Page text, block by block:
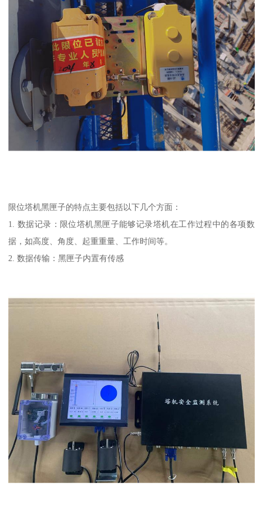
限位塔机黑匣子的特点主要包括以下几个方面：
1. 数据记录：限位塔机黑匣子能够记录塔机在工作过程中的各项数
据，如高度、角度、起重重量、工作时间等。
2. 数据传输：黑匣子内置有传感